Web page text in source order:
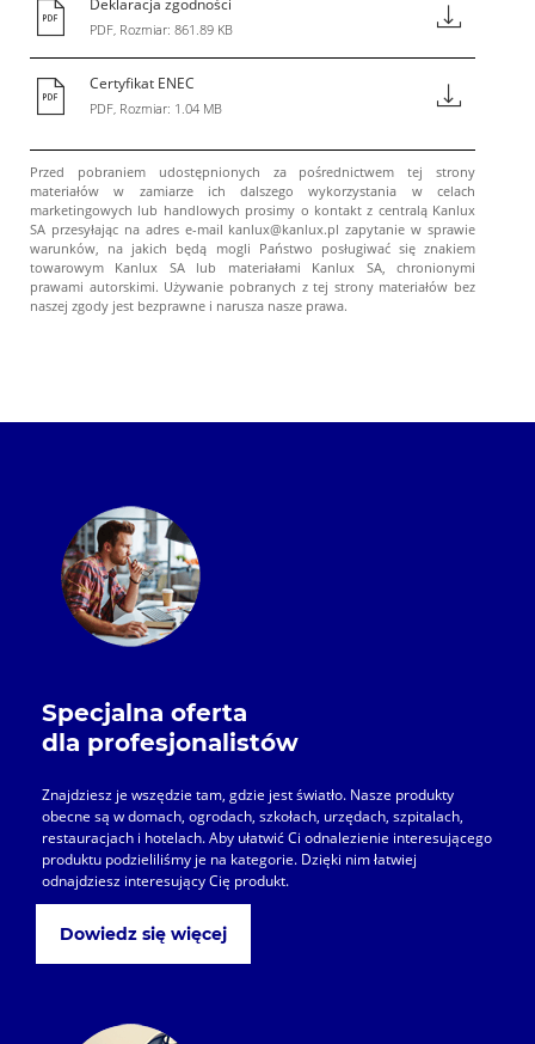
Deklaracja zgodności
PDF, Rozmiar: 861.89 KB
Certyfikat ENEC
PDF, Rozmiar: 1.04 MB
Przed pobraniem udostępnionych za pośrednictwem tej strony
materiałów w zamiarze ich dalszego wykorzystania w celach
marketingowych lub handlowych prosimy o kontakt z centralą Kanlux
SA przesyłając na adres e-mail kanlux@kanlux.pl zapytanie w sprawie
warunków, na jakich będą mogli Państwo posługiwać się znakiem
towarowym Kanlux SA lub materiałami Kanlux SA, chronionymi
prawami autorskimi. Używanie pobranych z tej strony materiałów bez
naszej zgody jest bezprawne i narusza nasze prawa.
Specjalna oferta
dla profesjonalistów
Znajdziesz je wszędzie tam, gdzie jest światło. Nasze produkty
obecne są w domach, ogrodach, szkołach, urzędach, szpitalach,
restauracjach i hotelach. Aby ułatwić Ci odnalezienie interesującego
produktu podzieliliśmy je na kategorie. Dzięki nim łatwiej
odnajdziesz interesujący Cię produkt.
Dowiedz się więcej